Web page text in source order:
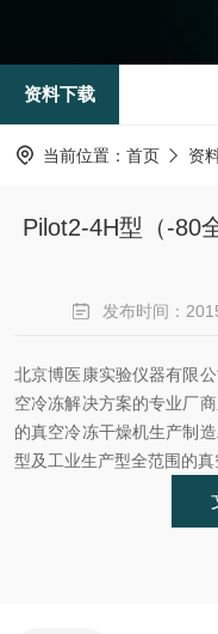
资料下载
当前位置： 首页 资
Pilot2-4H型（-80
发布时间：
北京博医康实验仪器有限
空冷冻解决方案的专业厂
的真空冷冻干燥机生产制
型及工业生产型全范围的真